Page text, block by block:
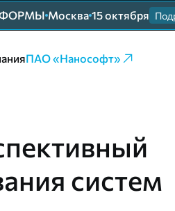
Москва 15 октября
ПАО «Нанософт»
систем